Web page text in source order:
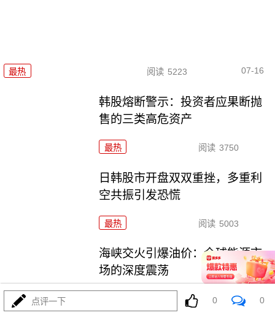
最热 阅读 5223 07-16
韩股熔断警示：投资者应果断抛
售的三类高危资产
最热 阅读 3750
日韩股市开盘双双重挫，多重利
空共振引发恐慌
最热 阅读 5003
海峡交火引爆油价：全球能源市
场的深度震荡
阅读 5024
点评一下 0 0